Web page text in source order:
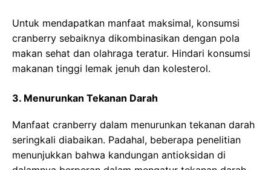
Untuk mendapatkan manfaat maksimal, konsumsi
cranberry sebaiknya dikombinasikan dengan pola
makan sehat dan olahraga teratur. Hindari konsumsi
makanan tinggi lemak jenuh dan kolesterol.
3. Menurunkan Tekanan Darah
Manfaat cranberry dalam menurunkan tekanan darah
seringkali diabaikan. Padahal, beberapa penelitian
menunjukkan bahwa kandungan antioksidan di